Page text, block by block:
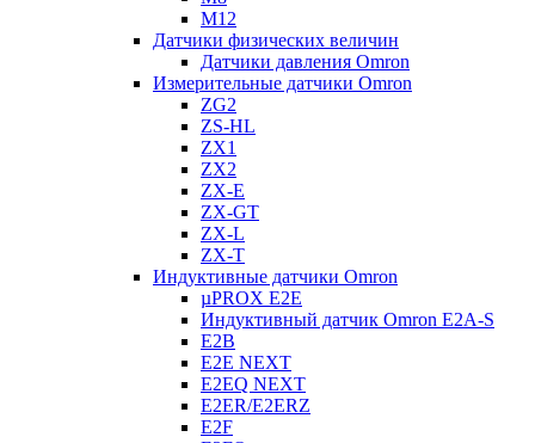
M12
Датчики физических величин
Датчики давления Omron
Измерительные датчики Omron
ZG2
ZS-HL
ZX1
ZX2
ZX-E
ZX-GT
ZX-L
ZX-T
Индуктивные датчики Omron
µPROX E2E
Индуктивный датчик Omron E2A-S
E2B
E2E NEXT
E2EQ NEXT
E2ER/E2ERZ
E2F